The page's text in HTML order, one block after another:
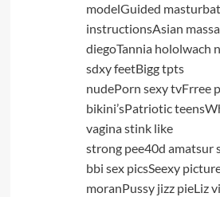
modelGuided
instructionsAsian
diegoTannia hololwach
sdxy feetBigg tpts
nudePorn sexy tvFrree
bikini’sPatriotic
vagina stink like
strong pee40d amatsur
bbi sex picsSeexy
moranPussy jizz pieLiz